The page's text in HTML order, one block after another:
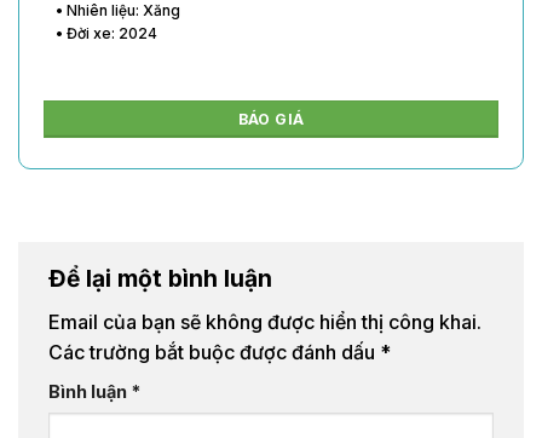
• Nhiên liệu: Xăng
• Đời xe: 2024
BÁO GIÁ
Để lại một bình luận
Email của bạn sẽ không được hiển thị công khai.
Các trường bắt buộc được đánh dấu *
Bình luận *